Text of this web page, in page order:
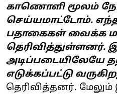
காணொளி மூலம்
செய்யமாட்டோம்.
பதாகைகள் வைக்க
தெரிவித்துள்ளனர்.
அடிப்படையிலேயே
எடுக்கப்பட்டு
தெரிவித்தனர்.